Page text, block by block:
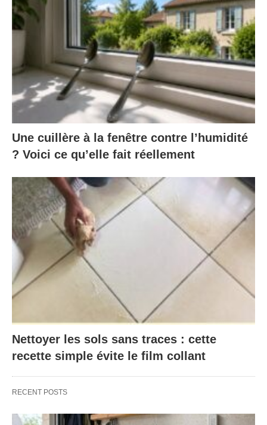
Une cuillère à la fenêtre contre l’humidité
? Voici ce qu’elle fait réellement
Nettoyer les sols sans traces : cette
recette simple évite le film collant
RECENT POSTS